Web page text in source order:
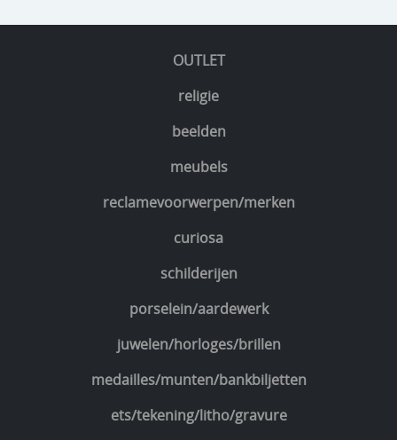
OUTLET
religie
beelden
meubels
reclamevoorwerpen/merken
curiosa
schilderijen
porselein/aardewerk
juwelen/horloges/brillen
medailles/munten/bankbiljetten
ets/tekening/litho/gravure